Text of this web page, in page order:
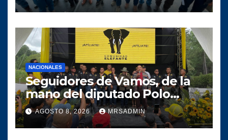
NACIONALES
Seguidores de Vamos, de la
mano del diputado Polo
Salazar, fortalecen a
Comunidad Elefante en Alta
Verapaz
AGOSTO 8, 2026 MRSADMIN